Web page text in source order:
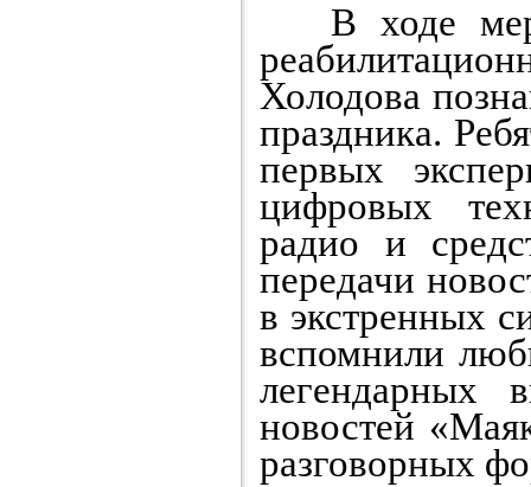
В ходе
Холодова
праздника.
первых
цифровых
радио и
передачи
в экстренных
вспомнили
легендарных
новостей
разговорных